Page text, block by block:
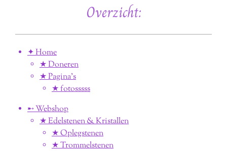
Overzicht:
✦ Home
★ Doneren
★ Pagina’s
★ fotosssss
➸ Webshop
★ Edelstenen & Kristallen
★ Oplegstenen
★ Trommelstenen